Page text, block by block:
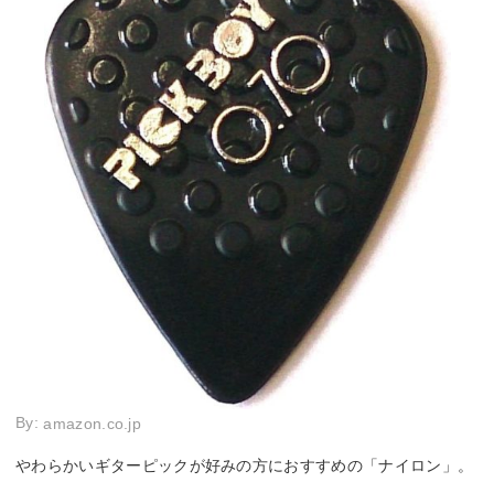
By:amazon.co.jp
やわらかいギターピックが好みの方におすすめの「ナイロン」。